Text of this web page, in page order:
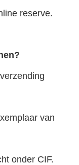
reserve.
van
onder CIF.